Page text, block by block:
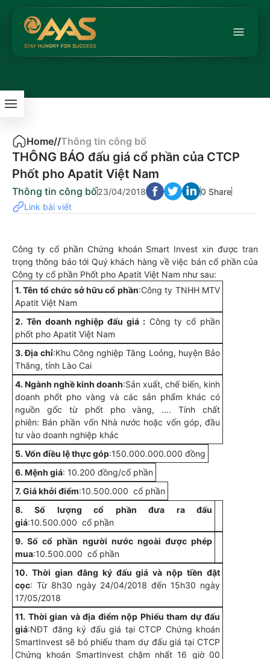
Home//Thông tin công bố
THÔNG BÁO đấu giá cổ phần của CTCP
Phốt pho Apatit Việt Nam
Thông tin công bố23/04/2018
0 Share
Link bài viết
Công ty cổ phần Chứng khoán Smart Invest xin được tran
trọng thông báo tới Quý khách hàng về việc bán cổ phần của
Công ty cổ phần Phốt pho Apatit Việt Nam như sau:
1. Tên tổ chức sở hữu cổ phần:Công ty TNHH MTV
Apatit Việt Nam
2. Tên doanh nghiệp đấu giá :Công ty cổ phần
phốt pho Apatit Việt Nam
3. Địa chỉ:Khu Công nghiệp Tằng Loỏng, huyện Bảo
Thắng, tỉnh Lào Cai
4. Ngành nghề kinh doanh:Sản xuất, chế biến, kinh
doanh phốt pho vàng và các sản phẩm khác có
nguồn gốc từ phốt pho vàng, …. Tính chất
phiên: Bán phần vốn Nhà nước hoặc vốn góp, đầu
tư vào doanh nghiệp khác
5. Vốn điều lệ thực góp:150.000.000.000 đồng
6. Mệnh giá: 10.200 đồng/cổ phần
7. Giá khởi điểm:10.500.000 cổ phần
8. Số lượng cổ phần đưa ra đấu
giá:10.500.000 cổ phần
9. Số cổ phần người nước ngoài được phép
mua:10.500.000 cổ phần
10. Thời gian đăng ký đấu giá và nộp tiền đặt
cọc: Từ 8h30 ngày 24/04/2018 đến 15h30 ngày
17/05/2018
11. Thời gian và địa điểm nộp Phiếu tham dự đấu
giá:NĐT đăng ký đấu giá tại CTCP Chứng khoán
SmartInvest sẽ bỏ phiếu tham dự đấu giá tại CTCP
Chứng khoán SmartInvest chậm nhất 16 giờ 00